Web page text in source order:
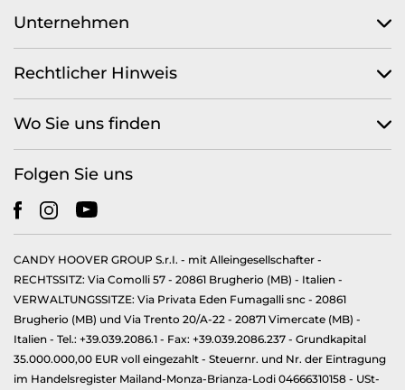
Unternehmen
Rechtlicher Hinweis
Wo Sie uns finden
Folgen Sie uns
CANDY HOOVER GROUP S.r.I. - mit Alleingesellschafter -
RECHTSSITZ: Via Comolli 57 - 20861 Brugherio (MB) - Italien -
VERWALTUNGSSITZE: Via Privata Eden Fumagalli snc - 20861
Brugherio (MB) und Via Trento 20/A-22 - 20871 Vimercate (MB) -
Italien - Tel.: +39.039.2086.1 - Fax: +39.039.2086.237 - Grundkapital
35.000.000,00 EUR voll eingezahlt - Steuernr. und Nr. der Eintragung
im Handelsregister Mailand-Monza-Brianza-Lodi 04666310158 - USt-